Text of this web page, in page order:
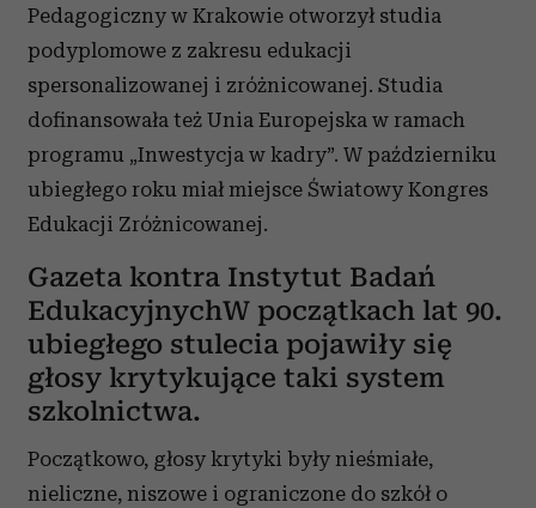
Pedagogiczny w Krakowie otworzył studia
podyplomowe z zakresu edukacji
spersonalizowanej i zróżnicowanej. Studia
dofinansowała też Unia Europejska w ramach
programu „Inwestycja w kadry”. W październiku
ubiegłego roku miał miejsce Światowy Kongres
Edukacji Zróżnicowanej.
Gazeta kontra Instytut Badań
EdukacyjnychW początkach lat 90.
ubiegłego stulecia pojawiły się
głosy krytykujące taki system
szkolnictwa.
Początkowo, głosy krytyki były nieśmiałe,
nieliczne, niszowe i ograniczone do szkół o